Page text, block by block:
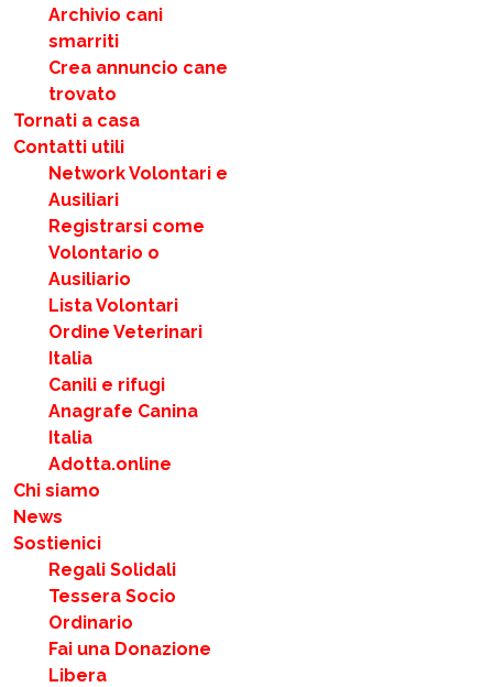
Archivio cani
smarriti
Crea annuncio cane
trovato
Tornati a casa
Contatti utili
Network Volontari e
Ausiliari
Registrarsi come
Volontario o
Ausiliario
Lista Volontari
Ordine Veterinari
Italia
Canili e rifugi
Anagrafe Canina
Italia
Adotta.online
Chi siamo
News
Sostienici
Regali Solidali
Tessera Socio
Ordinario
Fai una Donazione
Libera